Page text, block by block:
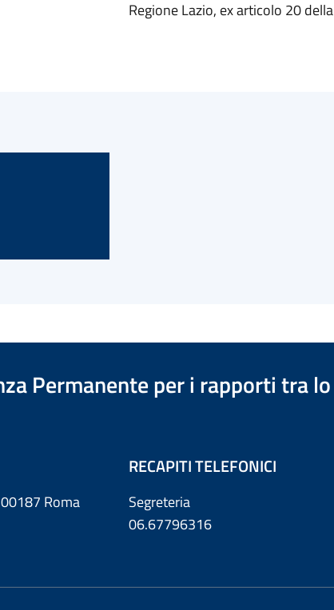
Regione Lazio, ex articolo 20
Permanente per i rapporti tra
Roma
RECAPITI TELEFONICI
Segreteria
06.67796316